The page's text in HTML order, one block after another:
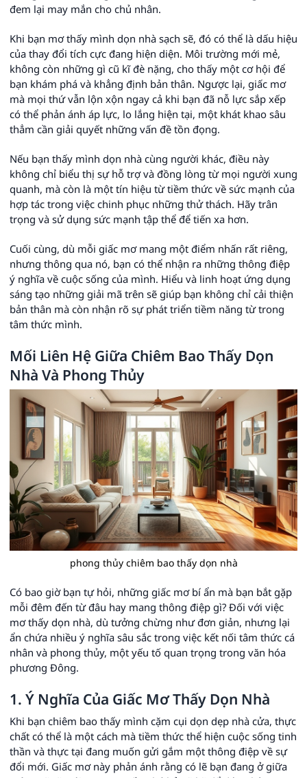
đem lại may mắn cho chủ nhân.
Khi bạn mơ thấy mình dọn nhà sạch sẽ, đó có thể là dấu hiệu
của thay đổi tích cực đang hiện diện. Môi trường mới mẻ,
không còn những gì cũ kĩ đè nặng, cho thấy một cơ hội để
bạn khám phá và khẳng định bản thân. Ngược lại, giấc mơ
mà mọi thứ vẫn lộn xộn ngay cả khi bạn đã nỗ lực sắp xếp
có thể phản ánh áp lực, lo lắng hiện tại, một khát khao sâu
thẳm cần giải quyết những vấn đề tồn đọng.
Nếu bạn thấy mình dọn nhà cùng người khác, điều này
không chỉ biểu thị sự hỗ trợ và đồng lòng từ mọi người xung
quanh, mà còn là một tín hiệu từ tiềm thức về sức mạnh của
hợp tác trong việc chinh phục những thử thách. Hãy trân
trọng và sử dụng sức mạnh tập thể để tiến xa hơn.
Cuối cùng, dù mỗi giấc mơ mang một điểm nhấn rất riêng,
nhưng thông qua nó, bạn có thể nhận ra những thông điệp
ý nghĩa về cuộc sống của mình. Hiểu và linh hoạt ứng dụng
sáng tạo những giải mã trên sẽ giúp bạn không chỉ cải thiện
bản thân mà còn nhận rõ sự phát triển tiềm năng từ trong
tâm thức mình.
Mối Liên Hệ Giữa Chiêm Bao Thấy Dọn
Nhà Và Phong Thủy
phong thủy chiêm bao thấy dọn nhà
Có bao giờ bạn tự hỏi, những giấc mơ bí ẩn mà bạn bắt gặp
mỗi đêm đến từ đâu hay mang thông điệp gì? Đối với việc
mơ thấy dọn nhà, dù tưởng chừng như đơn giản, nhưng lại
ẩn chứa nhiều ý nghĩa sâu sắc trong việc kết nối tâm thức cá
nhân và phong thủy, một yếu tố quan trọng trong văn hóa
phương Đông.
1. Ý Nghĩa Của Giấc Mơ Thấy Dọn Nhà
Khi bạn chiêm bao thấy mình cặm cụi dọn dẹp nhà cửa, thực
chất có thể là một cách mà tiềm thức thể hiện cuộc sống tinh
thần và thực tại đang muốn gửi gắm một thông điệp về sự
đổi mới. Giấc mơ này phản ánh rằng có lẽ bạn đang ở giữa